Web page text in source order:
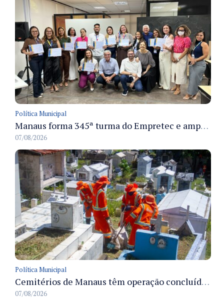
Política Municipal
Manaus forma 345ª turma do Empretec e amplia qualificação de empreendedores na cidade
07/08/2026
Política Municipal
Cemitérios de Manaus têm operação concluída e estrutura pronta para receber famílias no Dia dos Pais
07/08/2026